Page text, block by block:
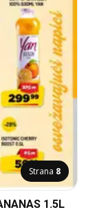
Strana 8
1.5L